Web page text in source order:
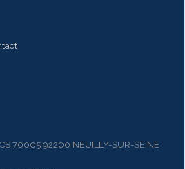
70005 92200 NEUILLY-SUR-SEINE